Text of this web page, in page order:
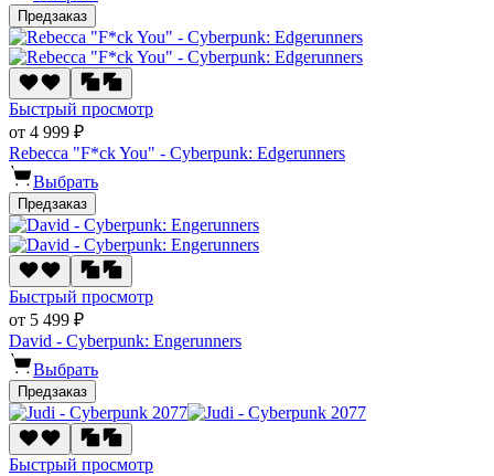
Предзаказ
Быстрый просмотр
от 4 999 ₽
Rebecca "F*ck You" - Cyberpunk: Edgerunners
Выбрать
Предзаказ
Быстрый просмотр
от 5 499 ₽
David - Cyberpunk: Engerunners
Выбрать
Предзаказ
Быстрый просмотр